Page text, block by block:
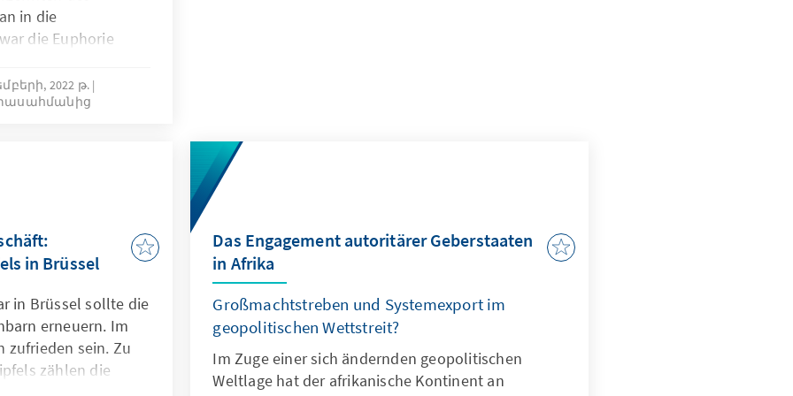
in die
die Euphorie
traurigen
States Index 2014
dem
Regierung ein
Erst 2018 konnten
Umsetzung sich
Staatswerdung
des Scheiterns.
2022 թ.
in Brüssel
in Brüssel sollte die
erneuern. Im
zufrieden sein. Zu
zählen die
Das Engagement autoritärer Geberstaaten
in Afrika
Großmachtstreben und Systemexport im
geopolitischen Wettstreit?
Im Zuge einer sich ändernden geopolitischen
Weltlage hat der afrikanische Kontinent an